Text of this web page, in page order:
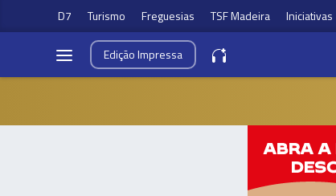
D7 Turismo Freguesias TSF Madeira Iniciativas
EdiçãoImpressa